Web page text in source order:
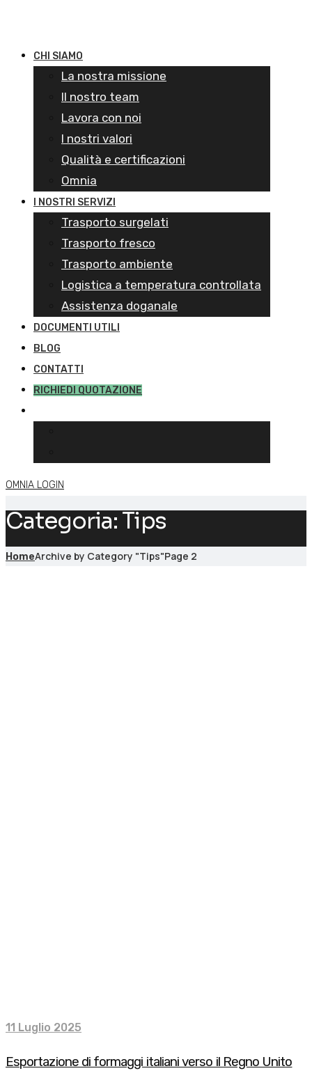
CHI SIAMO
La nostra missione
Il nostro team
Lavora con noi
I nostri valori
Qualità e certificazioni
Omnia
I NOSTRI SERVIZI
Trasporto surgelati
Trasporto fresco
Trasporto ambiente
Logistica a temperatura controllata
Assistenza doganale
DOCUMENTI UTILI
BLOG
CONTATTI
RICHIEDI QUOTAZIONE
OMNIA LOGIN
Categoria: Tips
HomeArchive by Category "Tips"Page 2
11 Luglio 2025
Esportazione di formaggi italiani verso il Regno Unito